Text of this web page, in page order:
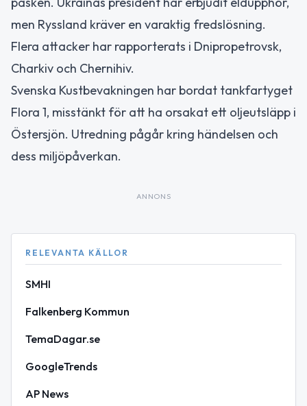
men Ryssland kräver en varaktig fredslösning.
Flera attacker har rapporterats i Dnipropetrovsk,
Charkiv och Chernihiv.
Svenska Kustbevakningen har bordat tankfartyget
Flora 1, misstänkt för att ha orsakat ett oljeutsläpp i
Östersjön. Utredning pågår kring händelsen och
dess miljöpåverkan.
ANNONS
RELEVANTA KÄLLOR
SMHI
Falkenberg Kommun
TemaDagar.se
GoogleTrends
AP News